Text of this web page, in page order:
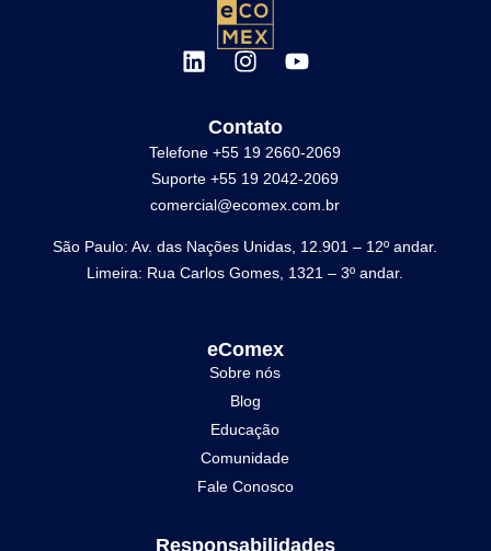
Contato
Telefone +55 19 2660-2069
Suporte +55 19 2042-2069
comercial@ecomex.com.br
São Paulo: Av. das Nações Unidas, 12.901 – 12º andar.
Limeira: Rua Carlos Gomes, 1321 – 3º andar.
eComex
Sobre nós
Blog
Educação
Comunidade
Fale Conosco
Responsabilidades